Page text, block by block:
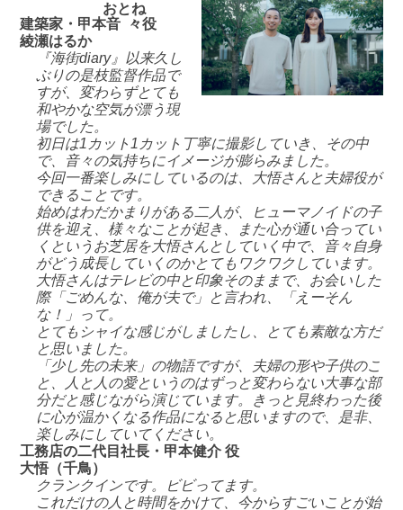
建築家・甲本音々
おとね
役
綾瀬はるか
『海街diary』以来久し
ぶりの是枝監督作品で
すが、変わらずとても
和やかな空気が漂う現
場でした。
初日は1カット1カット丁寧に撮影していき、その中
で、音々の気持ちにイメージが膨らみました。
今回一番楽しみにしているのは、大悟さんと夫婦役が
できることです。
始めはわだかまりがある二人が、ヒューマノイドの子
供を迎え、様々なことが起き、また心が通い合ってい
くというお芝居を大悟さんとしていく中で、音々自身
がどう成長していくのかとてもワクワクしています。
大悟さんはテレビの中と印象そのままで、お会いした
際「ごめんな、俺が夫で」と言われ、「えーそん
な！」って。
とてもシャイな感じがしましたし、とても素敵な方だ
と思いました。
「少し先の未来」の物語ですが、夫婦の形や子供のこ
と、人と人の愛というのはずっと変わらない大事な部
分だと感じながら演じています。きっと見終わった後
に心が温かくなる作品になると思いますので、是非、
楽しみにしていてください。
工務店の二代目社長・甲本健介 役
大悟（千鳥）
クランクインです。ビビってます。
これだけの人と時間をかけて、今からすごいことが始